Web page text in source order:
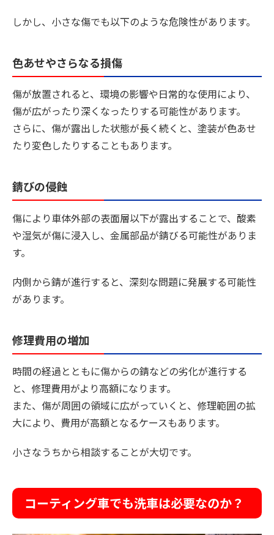
しかし、小さな傷でも以下のような危険性があります。
色あせやさらなる損傷
傷が放置されると、環境の影響や日常的な使用により、
傷が広がったり深くなったりする可能性があります。
さらに、傷が露出した状態が長く続くと、塗装が色あせ
たり変色したりすることもあります。
錆びの侵蝕
傷により車体外部の表面層以下が露出することで、酸素
や湿気が傷に浸入し、金属部品が錆びる可能性がありま
す。
内側から錆が進行すると、深刻な問題に発展する可能性
があります。
修理費用の増加
時間の経過とともに傷からの錆などの劣化が進行する
と、修理費用がより高額になります。
また、傷が周囲の領域に広がっていくと、修理範囲の拡
大により、費用が高額となるケースもあります。
小さなうちから相談することが大切です。
コーティング車でも洗車は必要なのか？